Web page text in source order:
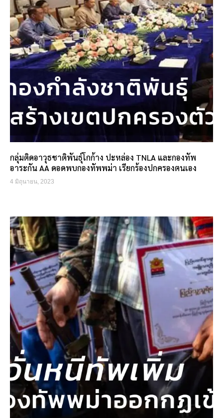
กลุ่มติดอาวุธชาติพันธุ์โกก้าง ปะหล่อง TNLA และกองทัพ
อาระกัน AA ดอดพบกองทัพพม่า เรียกร้องปกครองตนเอง
4 มิถุนายน, 2023